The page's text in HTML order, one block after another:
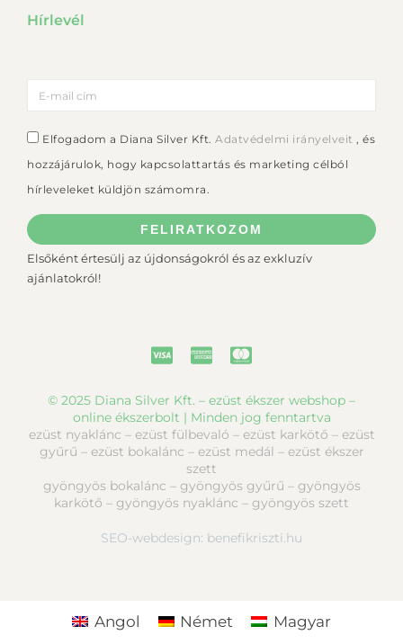
Hírlevél
Elfogadom a Diana Silver Kft. Adatvédelmi irányelveit , és
hozzájárulok, hogy kapcsolattartás és marketing célból
hírleveleket küldjön számomra.
FELIRATKOZOM
Elsőként értesülj az újdonságokról és az exkluzív
ajánlatokról!
© 2025 Diana Silver Kft. – ezüst ékszer webshop –
online ékszerbolt | Minden jog fenntartva
ezüst nyaklánc – ezüst fülbevaló – ezüst karkötő – ezüst
gyűrű – ezüst bokalánc – ezüst medál – ezüst ékszer
szett
gyöngyös bokalánc – gyöngyös gyűrű – gyöngyös
karkötő – gyöngyös nyaklánc – gyöngyös szett
SEO-webdesign: benefikriszti.hu
Angol Német Magyar